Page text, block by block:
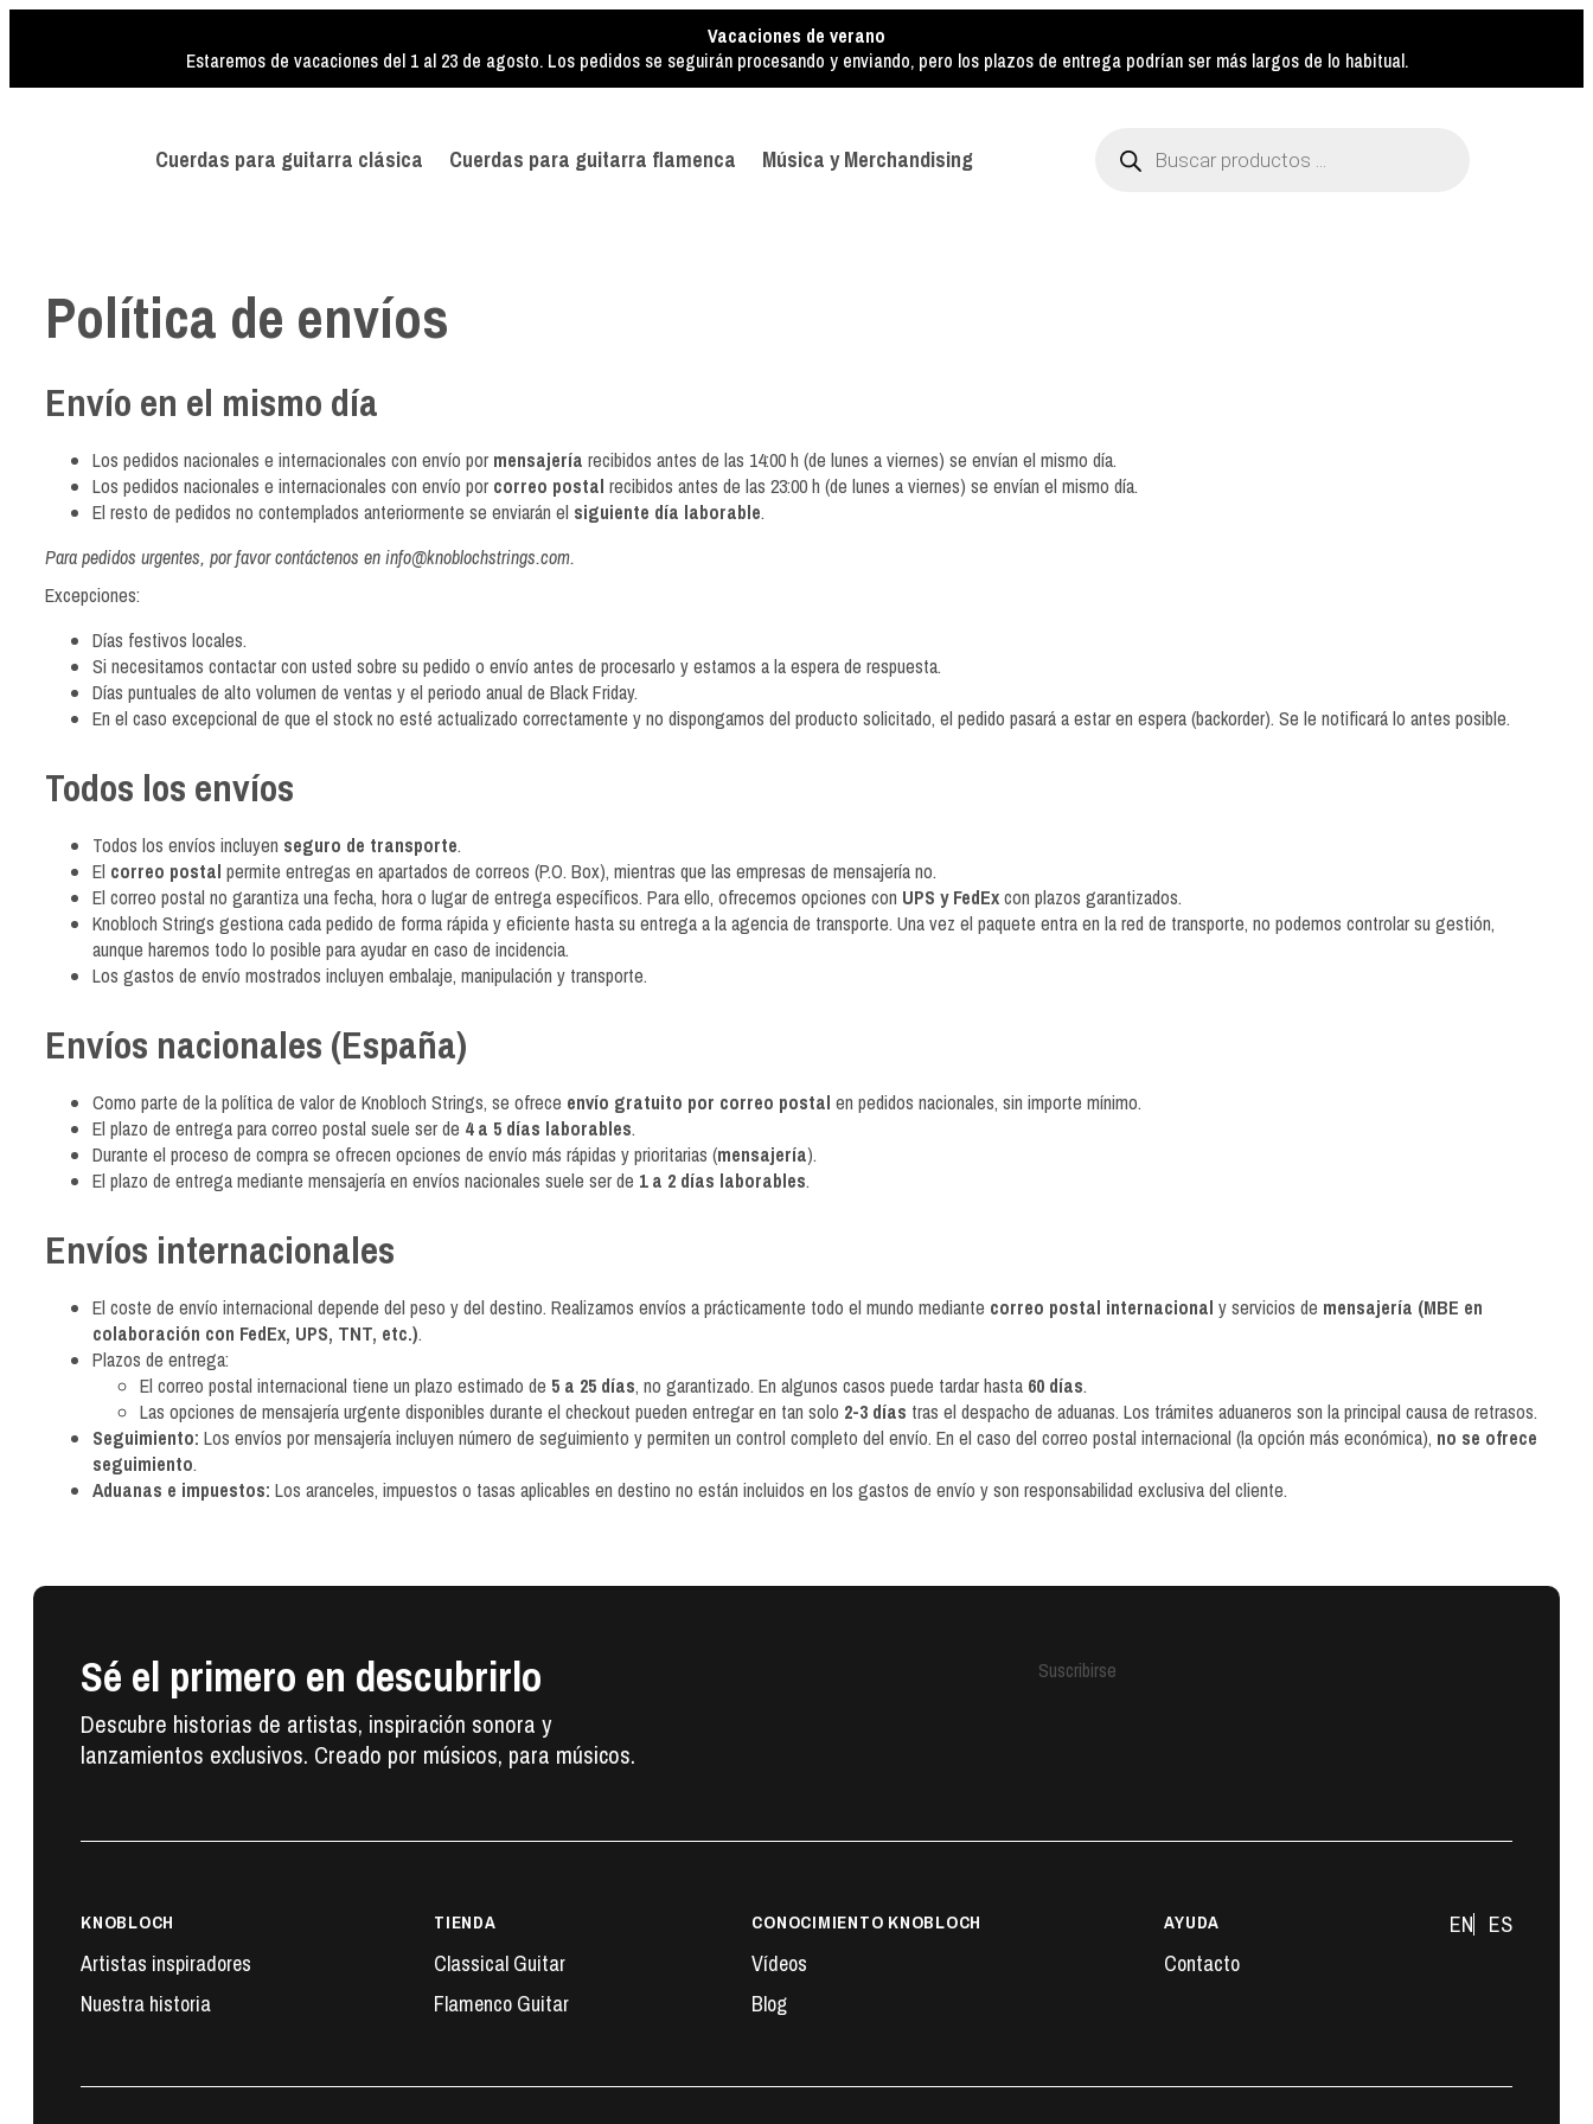
Vacaciones de verano
Estaremos de vacaciones del 1 al 23 de agosto. Los pedidos se seguirán procesando y enviando, pero los plazos de entrega podrían ser más largos de lo habitual.
Cuerdas para guitarra clásica Cuerdas para guitarra flamenca Música y Merchandising productos
Política de envíos
Envío en el mismo día
Los pedidos nacionales e internacionales con envío por mensajería recibidos antes de las 14:00 h (de lunes a viernes) se envían el mismo día.
Los pedidos nacionales e internacionales con envío por correo postal recibidos antes de las 23:00 h (de lunes a viernes) se envían el mismo día.
El resto de pedidos no contemplados anteriormente se enviarán el siguiente día laborable.
Para pedidos urgentes, por favor contáctenos eninfo@knoblochstrings.com.
Excepciones:
Días festivos locales.
Si necesitamos contactar con usted sobre su pedido o envío antes de procesarlo y estamos a la espera de respuesta.
Días puntuales de alto volumen de ventas y el periodo anual de Black Friday.
En el caso excepcional de que el stock no esté actualizado correctamente y no dispongamos del producto solicitado, el pedido pasará a estar en espera (backorder). Se le notificará lo antes posible.
Todos los envíos
Todos los envíos incluyen seguro de transporte.
El correo postal permite entregas en apartados de correos (P.O. Box), mientras que las empresas de mensajería no.
El correo postal no garantiza una fecha, hora o lugar de entrega específicos. Para ello, ofrecemos opciones con UPS y FedExcon plazos garantizados.
Knobloch Strings gestiona cada pedido de forma rápida y eficiente hasta su entrega a la agencia de transporte. Una vez el paquete entra en la red de transporte, no podemos controlar su gestión,
aunque haremos todo lo posible para ayudar en caso de incidencia.
Los gastos de envío mostrados incluyen embalaje, manipulación y transporte.
Envíos nacionales (España)
Como parte de la política de valor de Knobloch Strings, se ofrece envío gratuito por correo postal en pedidos nacionales, sin importe mínimo.
El plazo de entrega para correo postal suele ser de 4 a 5 días laborables.
Durante el proceso de compra se ofrecen opciones de envío más rápidas y prioritarias (mensajería).
El plazo de entrega mediante mensajería en envíos nacionales suele ser de 1 a 2 días laborables.
Envíos internacionales
El coste de envío internacional depende del peso y del destino. Realizamos envíos a prácticamente todo el mundo mediante correo postal internacional y servicios de mensajería (MBE en
colaboración con FedEx, UPS, TNT, etc.).
Plazos de entrega:
El correo postal internacional tiene un plazo estimado de 5 a 25 días, no garantizado. En algunos casos puede tardar hasta 60 días.
Las opciones de mensajería urgente disponibles durante el checkout pueden entregar en tan solo 2-3 días tras el despacho de aduanas. Los trámites aduaneros son la principal causa de retrasos.
Seguimiento: Los envíos por mensajería incluyen número de seguimiento y permiten un control completo del envío. En el caso del correo postal internacional (la opción más económica), no se ofrece
seguimiento.
Aduanas e impuestos: Los aranceles, impuestos o tasas aplicables en destino no están incluidos en los gastos de envío y son responsabilidad exclusiva del cliente.
Sé el primero en descubrirlo
Descubre historias de artistas, inspiración sonora y
lanzamientos exclusivos. Creado por músicos, para músicos.
Suscribirse
KNOBLOCH
Artistas inspiradores
Nuestra historia
TIENDA
Classical Guitar
Flamenco Guitar
CONOCIMIENTO KNOBLOCH
Vídeos
Blog
AYUDA
Contacto
EN ES